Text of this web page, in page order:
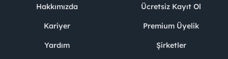
Hakkımızda
Kariyer
Yardım
Ücretsiz Kayıt Ol
Premium Üyelik
Şirketler